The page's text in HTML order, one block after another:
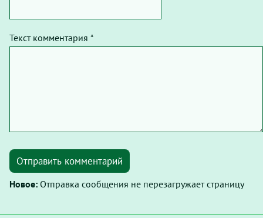
Текст комментария *
Отправить комментарий
Новое: Отправка сообщения не перезагружает страницу